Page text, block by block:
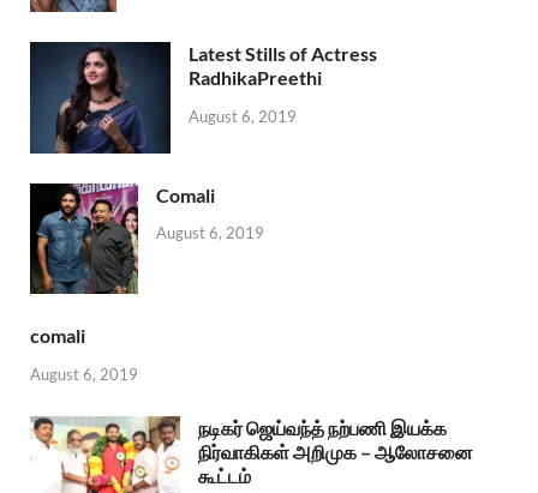
Latest Stills of Actress
RadhikaPreethi
August 6, 2019
Comali
August 6, 2019
comali
August 6, 2019
நடிகர் ஜெய்வந்த் நற்பணி இயக்க
நிர்வாகிகள் அறிமுக – ஆலோசனை
கூட்டம்